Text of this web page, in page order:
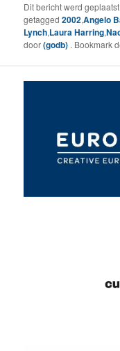
Dit bericht werd
getagged2002,Angelo
Lynch,Laura Harring,
door(godb) . Bookmark